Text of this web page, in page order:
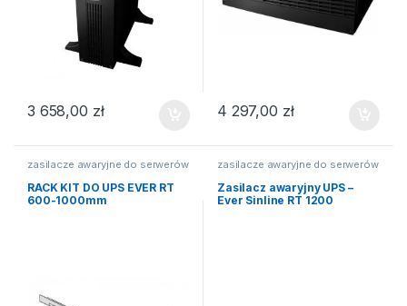
3 658,00 zł 4 297,00 zł
zasilacze awaryjne do serwerów
RACK KIT DO UPS EVER RT
600-1000mm
zasilacze awaryjne do serwerów
Zasilacz awaryjny UPS –
Ever Sinline RT 1200